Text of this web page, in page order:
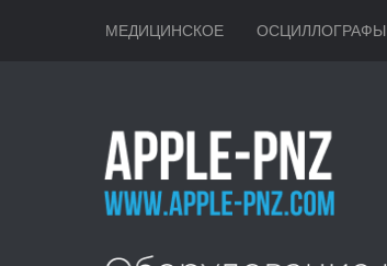
МЕДИЦИНСКОЕ ОСЦИЛЛОГРАФЫ